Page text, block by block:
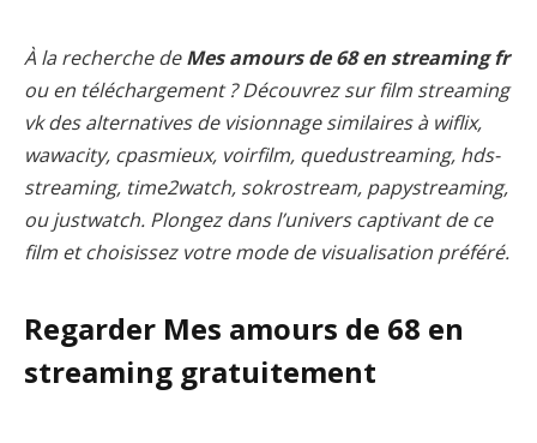
À la recherche deMes amours de 68 en streaming fr
ou en téléchargement ? Découvrez sur film streaming
vk des alternatives de visionnage similaires à wiflix,
wawacity, cpasmieux, voirfilm, quedustreaming, hds-
streaming, time2watch, sokrostream, papystreaming,
ou justwatch. Plongez dans l’univers captivant de ce
film et choisissez votre mode de visualisation préféré.
Regarder Mes amours de 68 en
streaming gratuitement